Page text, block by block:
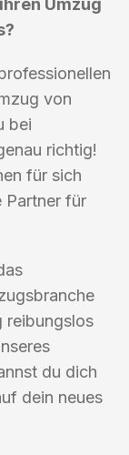
Umzug
von
bei
richtig!
für sich
Partner für
reibungslos
du dich
dein neues